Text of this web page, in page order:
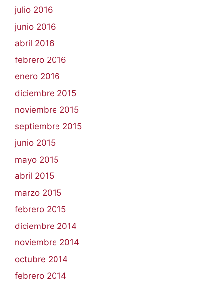
julio 2016
junio 2016
abril 2016
febrero 2016
enero 2016
diciembre 2015
noviembre 2015
septiembre 2015
junio 2015
mayo 2015
abril 2015
marzo 2015
febrero 2015
diciembre 2014
noviembre 2014
octubre 2014
febrero 2014